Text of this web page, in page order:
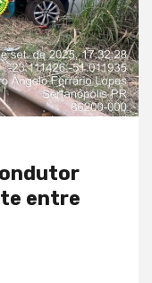
entre